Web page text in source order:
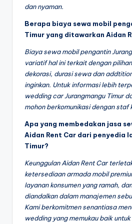
dan nyaman.
Berapa biaya sewa mobil
Timur yang ditawarkan Aidan
Biaya sewa mobil pengantin
variatif hal ini terkait dengan
dekorasi, durasi sewa dan
inginkan. Untuk informasi lebih
wedding car Jurangmangu Timur
mohon berkomunikasi dengan staf
Apa yang membedakan jasa
Aidan Rent Car dari penyedia
Timur?
Keunggulan Aidan Rent Car
ketersediaan armada mobil
layanan konsumen yang ramah,
diandalkan dalam manajemen
Kami berkomitmen senantiasa
wedding yang memukau baik